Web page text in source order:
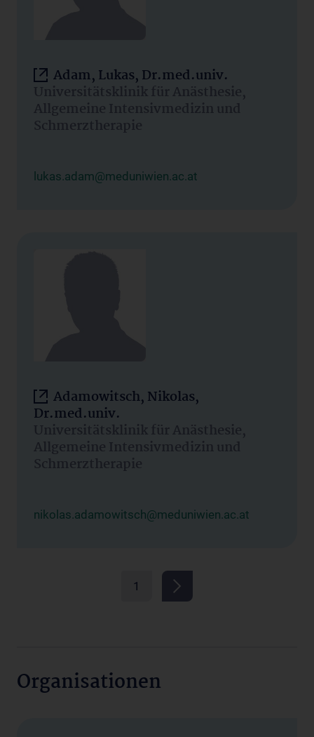
Adam, Lukas, Dr.med.univ.
Universitätsklinik für Anästhesie,
Allgemeine Intensivmedizin und
Schmerztherapie
lukas.adam@meduniwien.ac.at
Adamowitsch, Nikolas,
Dr.med.univ.
Universitätsklinik für Anästhesie,
Allgemeine Intensivmedizin und
Schmerztherapie
nikolas.adamowitsch@meduniwien.ac.at
1
Organisationen